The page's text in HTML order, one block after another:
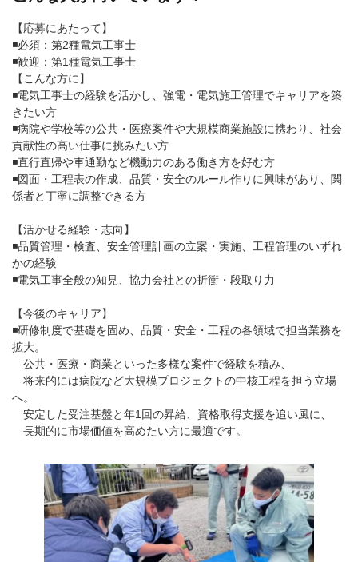
【応募にあたって】
◾️必須：第2種電気工事士
◾️歓迎：第1種電気工事士
【こんな方に】
◾️電気工事士の経験を活かし、強電・電気施工管理でキャリアを築
きたい方
◾️病院や学校等の公共・医療案件や大規模商業施設に携わり、社会
貢献性の高い仕事に挑みたい方
◾️直行直帰や車通勤など機動力のある働き方を好む方
◾️図面・工程表の作成、品質・安全のルール作りに興味があり、関
係者と丁寧に調整できる方
【活かせる経験・志向】
◾️品質管理・検査、安全管理計画の立案・実施、工程管理のいずれ
かの経験
◾️電気工事全般の知見、協力会社との折衝・段取り力
【今後のキャリア】
◾️研修制度で基礎を固め、品質・安全・工程の各領域で担当業務を
拡大。
公共・医療・商業といった多様な案件で経験を積み、
将来的には病院など大規模プロジェクトの中核工程を担う立場
へ。
安定した受注基盤と年1回の昇給、資格取得支援を追い風に、
長期的に市場価値を高めたい方に最適です。